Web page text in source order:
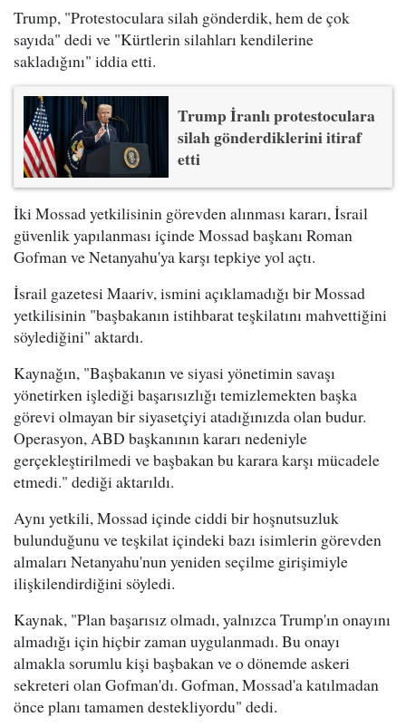
Trump, "Protestoculara silah gönderdik, hem de çok
sayıda" dedi ve "Kürtlerin silahları kendilerine
sakladığını" iddia etti.
Trump İranlı protestoculara
silah gönderdiklerini itiraf
etti
İki Mossad yetkilisinin görevden alınması kararı, İsrail
güvenlik yapılanması içinde Mossad başkanı Roman
Gofman ve Netanyahu'ya karşı tepkiye yol açtı.
İsrail gazetesi Maariv, ismini açıklamadığı bir Mossad
yetkilisinin "başbakanın istihbarat teşkilatını mahvettiğini
söylediğini" aktardı.
Kaynağın, "Başbakanın ve siyasi yönetimin savaşı
yönetirken işlediği başarısızlığı temizlemekten başka
görevi olmayan bir siyasetçiyi atadığınızda olan budur.
Operasyon, ABD başkanının kararı nedeniyle
gerçekleştirilmedi ve başbakan bu karara karşı mücadele
etmedi." dediği aktarıldı.
Aynı yetkili, Mossad içinde ciddi bir hoşnutsuzluk
bulunduğunu ve teşkilat içindeki bazı isimlerin görevden
almaları Netanyahu'nun yeniden seçilme girişimiyle
ilişkilendirdiğini söyledi.
Kaynak, "Plan başarısız olmadı, yalnızca Trump'ın onayını
almadığı için hiçbir zaman uygulanmadı. Bu onayı
almakla sorumlu kişi başbakan ve o dönemde askeri
sekreteri olan Gofman'dı. Gofman, Mossad'a katılmadan
önce planı tamamen destekliyordu" dedi.